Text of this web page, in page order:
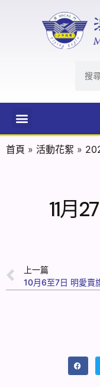
首頁 » 活動花絮 »
11月
上一篇